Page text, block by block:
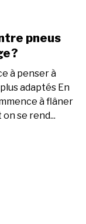
pneus
?
à penser à
adaptés En
à flâner
se rend...